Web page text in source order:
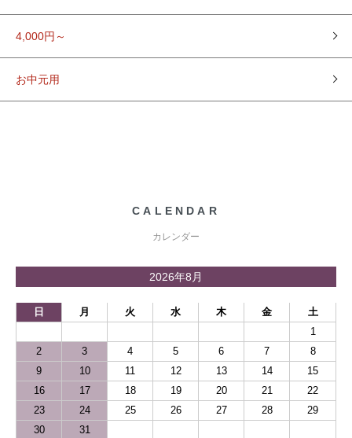
4,000円～
お中元用
CALENDAR
カレンダー
2026年8月
日 月 火 水 木 金
土
1
2
3 4 5 6 7
8
9
10 11 12 13 14
15
16
17 18 19 20 21
22
23
24 25 26 27 28
29
30
31